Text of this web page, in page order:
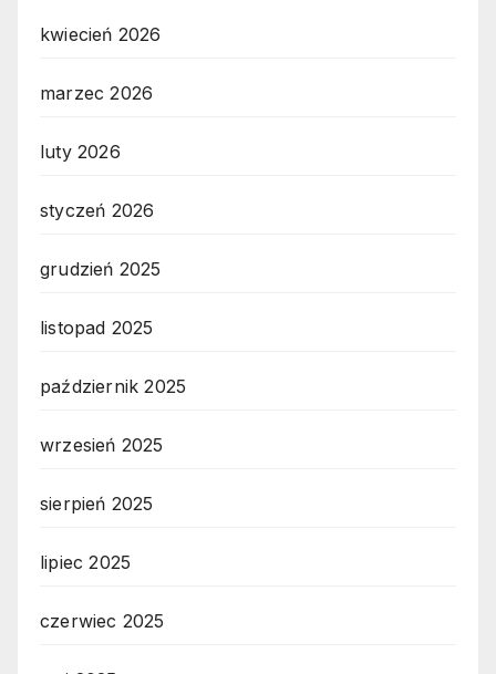
kwiecień 2026
marzec 2026
luty 2026
styczeń 2026
grudzień 2025
listopad 2025
październik 2025
wrzesień 2025
sierpień 2025
lipiec 2025
czerwiec 2025